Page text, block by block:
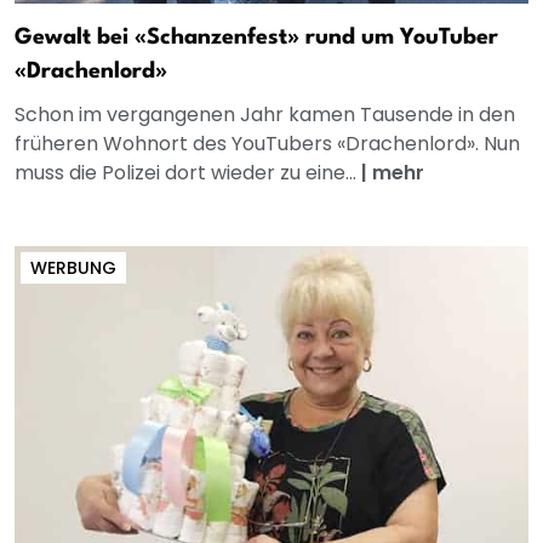
Gewalt bei «Schanzenfest» rund um YouTuber
«Drachenlord»
Schon im vergangenen Jahr kamen Tausende in den
früheren Wohnort des YouTubers «Drachenlord». Nun
muss die Polizei dort wieder zu eine... | mehr
WERBUNG